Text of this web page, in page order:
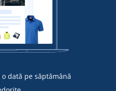
dată pe săptămână